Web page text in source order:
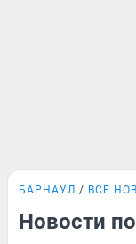
БАРНАУЛ ВСЕ
Новости по